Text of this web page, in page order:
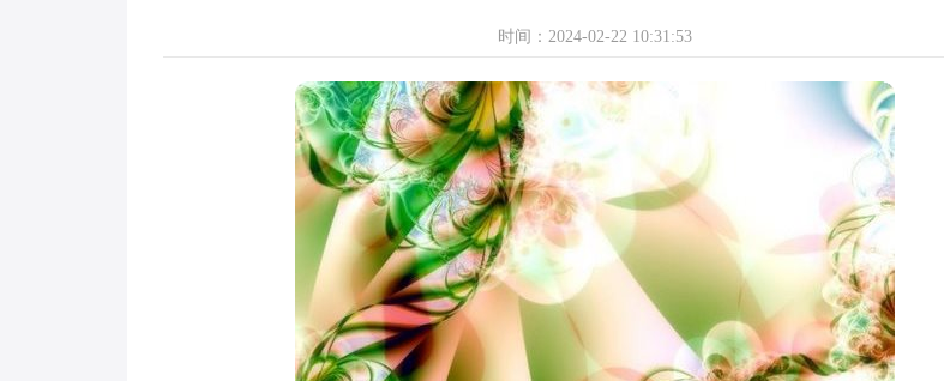
时间：2024-02-22 10:31:53